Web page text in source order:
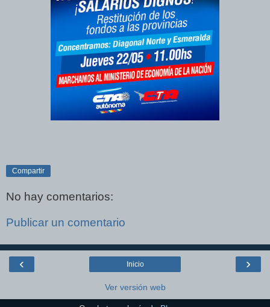
Compartir
No hay comentarios:
Publicar un comentario
‹ ›
Inicio
Ver versión web